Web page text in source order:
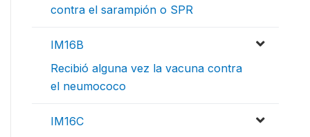
contra el sarampión o SPR
IM16B
Recibió alguna vez la vacuna contra
el neumococo
IM16C